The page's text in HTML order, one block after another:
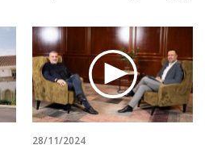
28/11/2024